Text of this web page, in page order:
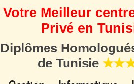
Votre Meilleur
Privé en
de Tunisie